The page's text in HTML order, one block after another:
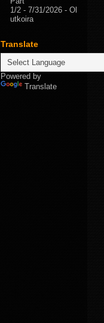
1/2 - 7/31/2026 - Ol
utkoira
Translate
Powered by
Translate